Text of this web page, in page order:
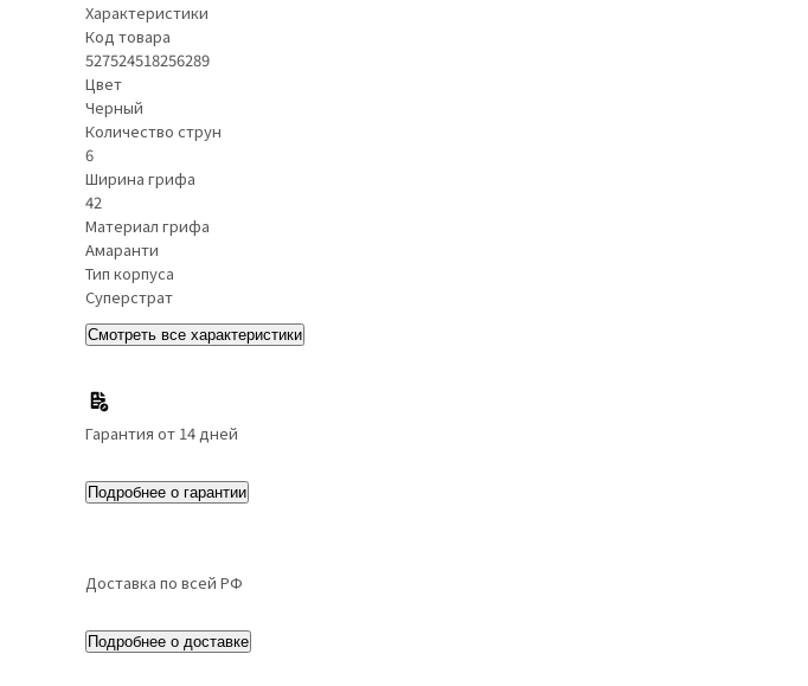
Характеристики
Код товара
527524518256289
Цвет
Черный
Количество струн
6
Ширина грифа
42
Материал грифа
Амаранти
Тип корпуса
Суперстрат
Смотреть все характеристики
Гарантия от 14 дней
Подробнее о гарантии
Доставка по всей РФ
Подробнее о доставке